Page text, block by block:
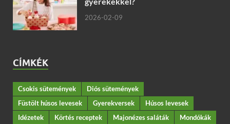
2026-02-09
CÍMKÉK
Csokis sütemények
Diós sütemények
Füstölt húsos levesek
Gyerekversek
Húsos levesek
Idézetek
Körtés receptek Majonézes saláták
Mondókák